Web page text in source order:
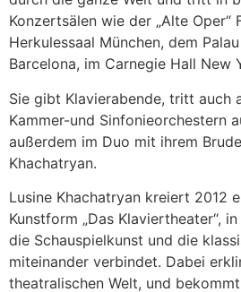
Konzertsälen wie der „Alte Oper“
Herkulessaal München, dem
Barcelona, im Carnegie Hall New
Sie gibt Klavierabende, tritt auch
Kammer-und Sinfonieorchestern
außerdem im Duo mit ihrem
Khachatryan.
Lusine Khachatryan kreiert 2012
Kunstform „Das Klaviertheater“,
die Schauspielkunst und die
miteinander verbindet. Dabei
theatralischen Welt, und